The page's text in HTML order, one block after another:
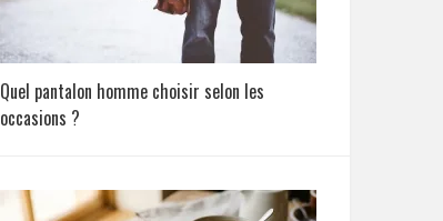
Quel pantalon homme choisir selon les
occasions ?